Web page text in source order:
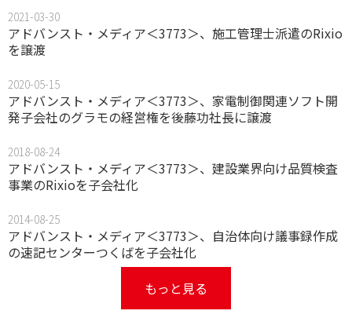
2021-03-30
アドバンスト・メディア＜3773＞、施工管理士派遣のRixio
を譲渡
2020-05-15
アドバンスト・メディア＜3773＞、家電制御関連ソフト開
発子会社のグラモの経営権を後藤功社長に譲渡
2018-08-24
アドバンスト・メディア＜3773＞、建設業界向け品質検査
事業のRixioを子会社化
2014-08-25
アドバンスト・メディア＜3773＞、自治体向け議事録作成
の速記センターつくばを子会社化
もっと見る